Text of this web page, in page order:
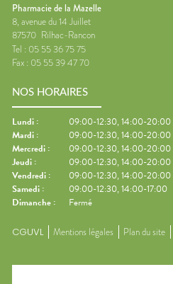
Pharmacie de la Mazelle
8, avenue du 14 Juillet
87570 Rilhac-Rancon
Tel : 05 55 36 75 75
Fax : 05 55 39 47 70
NOS HORAIRES
Lundi :
09:00-12:30, 14:00-20:00
Mardi :
09:00-12:30, 14:00-20:00
Mercredi :
09:00-12:30, 14:00-20:00
Jeudi :
09:00-12:30, 14:00-20:00
Vendredi :
09:00-12:30, 14:00-20:00
Samedi :
09:00-12:30, 14:00-17:00
Dimanche : Fermé
CGUVL Mentions légales Plan du site